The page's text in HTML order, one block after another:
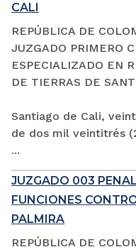
CALI
REPÚBLICA DE
JUZGADO PRIMERO
ESPECIALIZADO EN
DE TIERRAS DE
Santiago de Cali,
de dos mil veintitrés
...
JUZGADO 003
FUNCIONES
PALMIRA
REPÚBLICA DE